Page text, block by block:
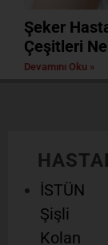
Şeker
Çeşitleri
Devamını Oku »
İSTÜN
Şişli
Kolan